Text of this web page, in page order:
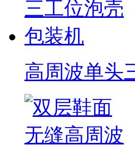
高周波单头